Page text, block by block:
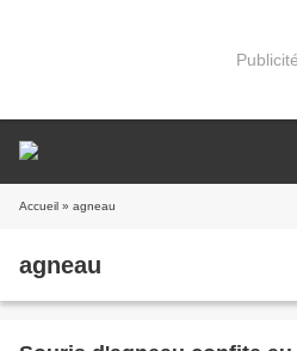
Publicité
Accueil » agneau
agneau